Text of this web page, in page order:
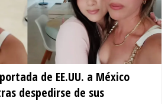
de EE.UU. a México
despedirse de sus